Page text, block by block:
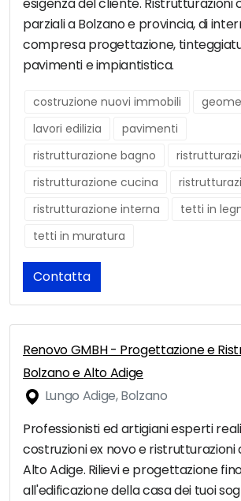
esigenza del cliente.
parziali a Bolzano e provincia, di
compresa progettazione,
pavimenti e impiantistica.
costruzione nuovi immobili
lavori edilizia
pavimenti
ristrutturazione bagno
ristrutturazione cucina
ristrutturazione interna
tetti in
tetti in muratura
Contatta
Renovo GMBH - Progettazione e
Bolzano e Alto Adige
Lungo Adige, Bolzano
Professionisti ed artigiani esperti
costruzioni ex novo e ristrutturazioni
Alto Adige. Rilievi e progettazione
all'edificazione della casa dei tuoi